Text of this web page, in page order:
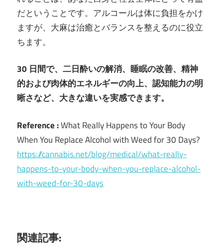
だということです。アルコールは体に負担をかけ
ますが、大麻は治癒とバランスを整えるのに役立
ちます。
30 日間で、二日酔いの解消、睡眠の改善、精神
的および肉体的エネルギーの向上、認知能力の明
晰さなど、大きな違いを実感できます。
Reference :What Really Happens to Your Body
When You Replace Alcohol with Weed for 30 Days?
https://cannabis.net/blog/medical/what-really-
happens-to-your-body-when-you-replace-alcohol-
with-weed-for-30-days
関連記事: